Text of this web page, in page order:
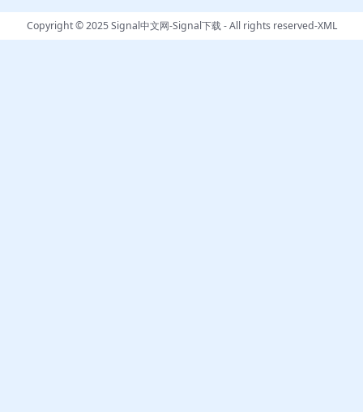
Copyright © 2025Signal中文网-Signal下载- All rights reserved-XML